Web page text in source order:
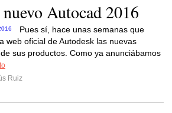
Autocad 2016
Pues sí, hace unas semanas que
web oficial de Autodesk las nuevas
sus productos. Como ya anunciábamos
Ruiz